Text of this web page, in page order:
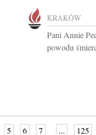
KRAKÓW
Pani Annie
powodu
5 6 7 ... 125